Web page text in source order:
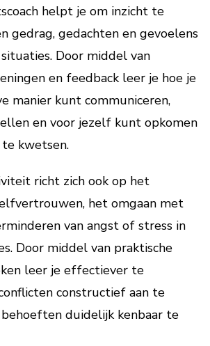
helpt je om inzicht te
gedrag, gedachten en gevoelens
Door middel van
en feedback leer je hoe je
manier kunt communiceren,
en voor jezelf kunt opkomen
kwetsen.
richt zich ook op het
het omgaan met
van angst of stress in
Door middel van praktische
leer je effectiever te
constructief aan te
duidelijk kenbaar te